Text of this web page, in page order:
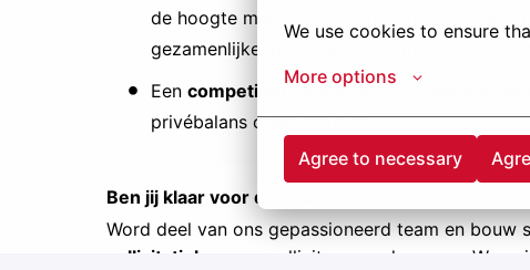
We use cookies to ensure
More options
Agree to necessary
de hoogte met onze sportkalender en
gezamenlijke inzet van het zomerverlof en
Een competitief salarismet uitstekende
privébalans ondersteunen.
Ben jij klaar voor deze uitdaging?
Word deel van ons gepassioneerd team en
sollicitatieknop
en solliciteer vandaag nog.